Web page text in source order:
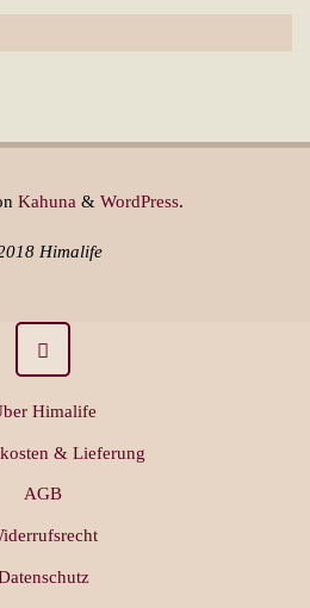
Kahuna & WordPress.
Himalife
Himalife
& Lieferung
AGB